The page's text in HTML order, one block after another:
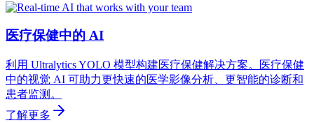
医疗保健中的 AI
利用 Ultralytics YOLO 模型构建医疗保健解决方案。医疗保健
中的视觉 AI 可助力更快速的医学影像分析、更智能的诊断和
患者监测。
了解更多